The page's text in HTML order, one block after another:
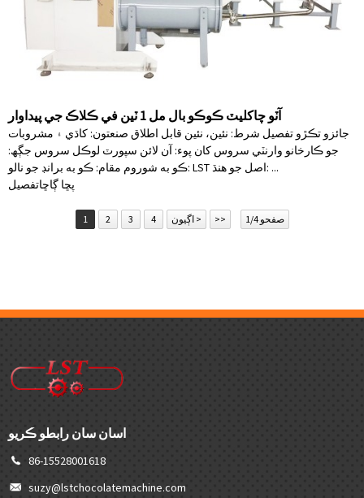
آٽو چاکليٽ ڪوڪو بال مل 1 ٽين في ڪلاڪ جي پيداوار
جائزو تڪڙو تفصيل شرط: نئين، نئين قابل اطلاق صنعتون: کاڌي ۽ مشروبات
جو ڪارخانو وارنٽي سروس کان پوء: آن لائن سپورٽ لوڪل سروس جڳھ:
ڪو به شوروم مقام: ڪو به برانڊ جو نالو: LST اصل جو هنڌ: ...
پڇا ڳاڇاتفصيل
1 2 3 4 اڳيون > >> صفحو 1/4
اسان سان رابطو ڪريو
86-15528001618
suzy@lstchocolatemachine.com